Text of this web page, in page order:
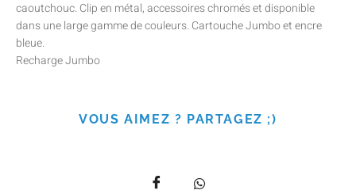
caoutchouc. Clip en métal, accessoires chromés et disponible
dans une large gamme de couleurs. Cartouche Jumbo et encre
bleue.
Recharge Jumbo
VOUS AIMEZ ? PARTAGEZ ;)